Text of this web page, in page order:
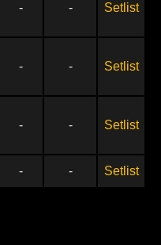
- - Setlist
- - Setlist
- - Setlist
- - Setlist